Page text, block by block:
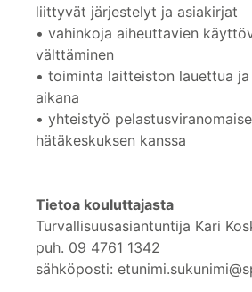
liittyvät järjestelyt ja asiakirjat
• vahinkoja aiheuttavien
välttäminen
• toiminta laitteiston lauettua
aikana
• yhteistyö
hätäkeskuksen kanssa
Tietoa kouluttajasta
Turvallisuusasiantuntija Kari
puh. 09 4761 1342
sähköposti: